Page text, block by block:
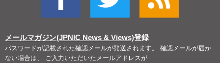
メールマガジン(JPNIC News & Views)登録
パスワードが記載された確認メールが発送されます。 確認メールが届か
ない場合は、 ご入力いただいたメールアドレスが